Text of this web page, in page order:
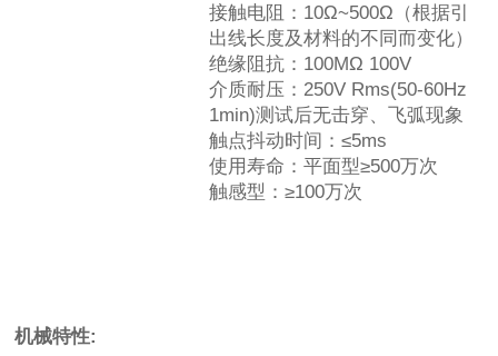
接触电阻：10Ω~500Ω（根据引
出线长度及材料的不同而变化）
绝缘阻抗：100MΩ 100V
介质耐压：250V Rms(50-60Hz
1min)测试后无击穿、飞弧现象
触点抖动时间：≤5ms
使用寿命：平面型≥500万次
触感型：≥100万次
机械特性: